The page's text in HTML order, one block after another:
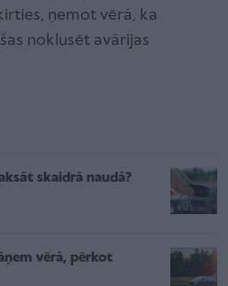
ņemot vērā, ka
noklusēt avārijas
skaidrā naudā?
vērā, pērkot